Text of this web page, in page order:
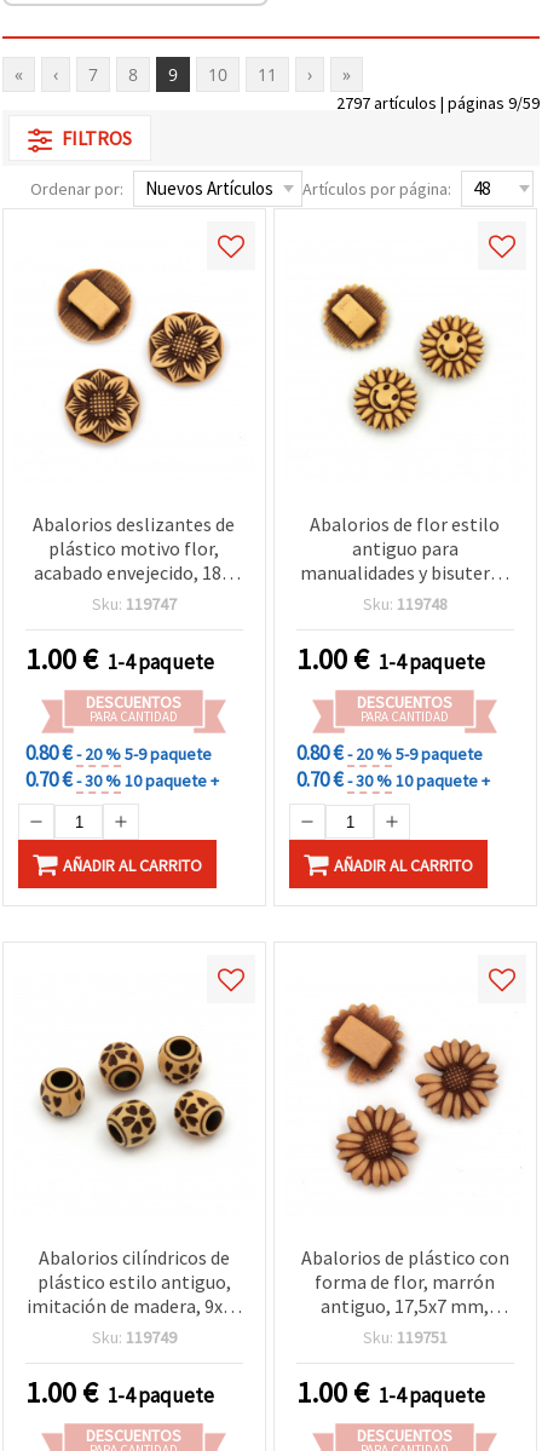
« ‹ 7 8 9 10 11 › »
2797 artículos | páginas 9/59
FILTROS
Ordenar por: Artículos por página:
Abalorios deslizantes de
plástico motivo flor,
acabado envejecido, 18 x
7,5 mm, orificio 8,5 x 3
Sku: 119747
1.00€ 1-4 paquete
DESCUENTOS
PARA CANTIDAD
0.80 €- 20 %5-9 paquete
0.70 €- 30 %10 paquete +
AÑADIR AL CARRITO
Abalorios de flor estilo
antiguo para
manualidades y bisutería,
18 x 7,5 mm, Agujero: 8,5 x
Sku: 119748
1.00€ 1-4 paquete
DESCUENTOS
PARA CANTIDAD
0.80 €- 20 %5-9 paquete
0.70 €- 30 %10 paquete +
AÑADIR AL CARRITO
Abalorios cilíndricos de
plástico estilo antiguo,
imitación de madera, 9x10
mm, agujero: 5 mm,
Sku: 119749
1.00€ 1-4 paquete
DESCUENTOS
Abalorios de plástico con
forma de flor, marrón
antiguo, 17,5x7 mm,
agujero: 8,5x2,5 mm, 50 g
Sku: 119751
1.00€ 1-4 paquete
DESCUENTOS